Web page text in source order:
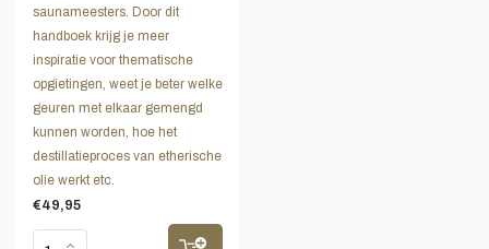
saunameesters. Door dit
handboek krijg je meer
inspiratie voor thematische
opgietingen, weet je beter welke
geuren met elkaar gemengd
kunnen worden, hoe het
destillatieproces van etherische
olie werkt etc.
€49,95